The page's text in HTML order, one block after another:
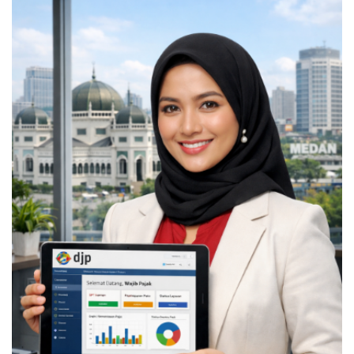
relevan dan hasil yang terukur dalam angka.
Memperkuat identitas digital sangat penting, sama
Tips Membangun Personal Branding LinkedIn
Klien Internasional
yang pernah kita bahas
sebelumnya. Gunakanlah foto profil profesional
dengan latar belakang yang bersih agar memberikan
kesan serius dan dapat dipercaya. Oleh sebab itu,
setiap elemen dalam profil Anda harus mencerminkan
nilai profesionalisme tinggi standar internasional.
BACA JUGA:
CARA MENJADI PROMPT ENGINEER
KONTEN VISUAL SKILL MASA DEPAN
Membuat Konten Edukatif guna
Menjaring Klien Internasional
Agensi